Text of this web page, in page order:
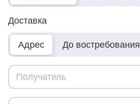
Доставка
Адрес До востребования